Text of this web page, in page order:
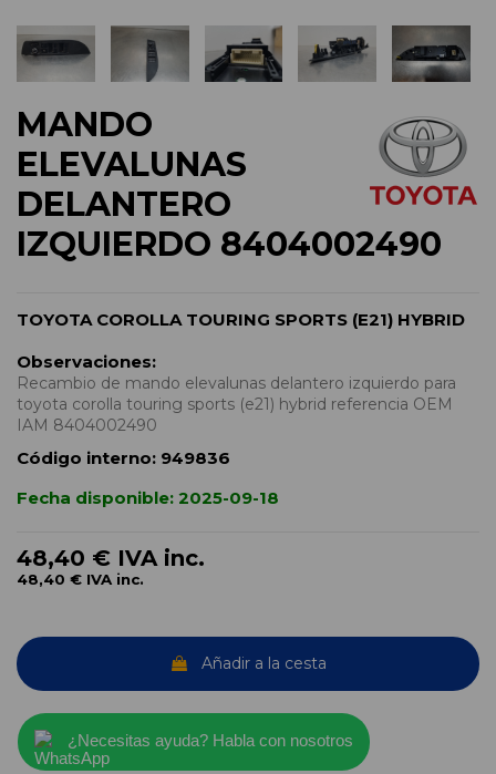
MANDO
ELEVALUNAS
DELANTERO
IZQUIERDO 8404002490
TOYOTA COROLLA TOURING SPORTS (E21) HYBRID
Observaciones:
Recambio de mando elevalunas delantero izquierdo para
toyota corolla touring sports (e21) hybrid referencia OEM
IAM 8404002490
Código interno: 949836
Fecha disponible: 2025-09-18
48,40 € IVA inc.
48,40 € IVA inc.
Añadir a la cesta
¿Necesitas ayuda? Habla con nosotros